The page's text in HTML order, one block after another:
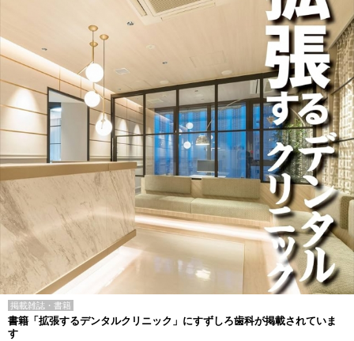
掲載雑誌・書籍
書籍「拡張するデンタルクリニック」にすずしろ歯科が掲載されていま
す